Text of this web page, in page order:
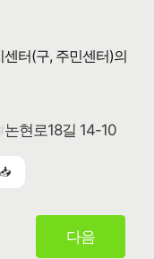
터(구, 주민센터)의
논현로18길 14-10
다음